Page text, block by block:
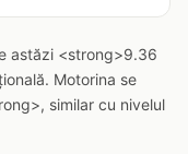
astăzi <strong>9.36
Motorina se
similar cu nivelul